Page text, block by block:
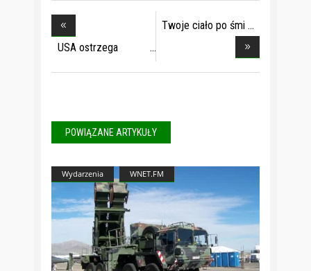
USA ostrzega
Twoje ciało po śmi
POWIĄZANE ARTYKUŁY
Wydarzenia WNET.FM